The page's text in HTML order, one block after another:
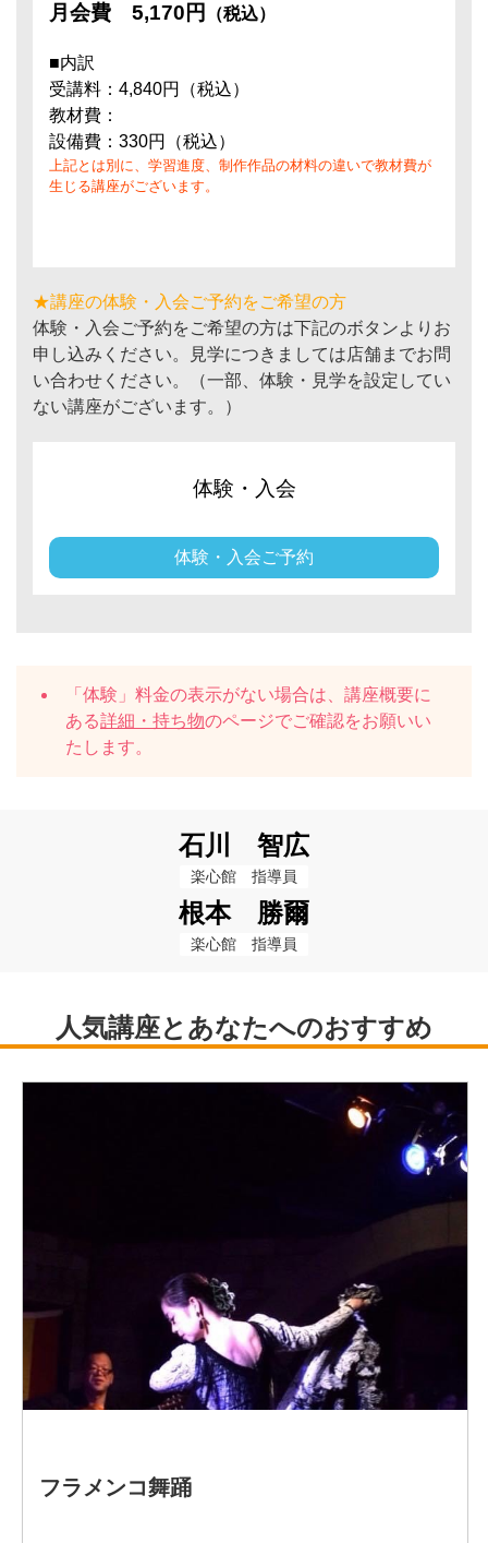
月会費 5,170円 （税込）
■内訳
受講料：4,840円（税込）
教材費：
設備費：330円（税込）
上記とは別に、学習進度、制作作品の材料の違いで教材費が
生じる講座がございます。
★講座の体験・入会ご予約をご希望の方
体験・入会ご予約をご希望の方は下記のボタンよりお
申し込みください。見学につきましては店舗までお問
い合わせください。（一部、体験・見学を設定してい
ない講座がございます。）
体験・入会
体験・入会ご予約
「体験」料金の表示がない場合は、講座概要に
ある詳細・持ち物のページでご確認をお願いい
たします。
石川 智広
楽心館　指導員
根本 勝爾
楽心館　指導員